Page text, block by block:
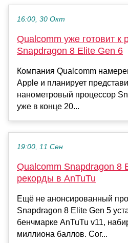
16:00, 30 Окт
Qualcomm уже готовит к
Snapdragon 8 Elite Gen 6
Компания Qualcomm
Apple и планирует
нанометровый процессор
уже в конце 20...
19:00, 11 Сен
Qualcomm Snapdragon 8
рекорды в AnTuTu
Ещё не анонсированный
Snapdragon 8 Elite Gen 5
бенчмарке AnTuTu v11,
миллиона баллов. Сог...